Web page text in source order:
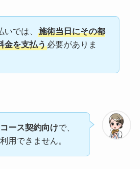
いでは、
施術当日にその都
金を支払う必要がありま
ース契約向けで、
用できません。